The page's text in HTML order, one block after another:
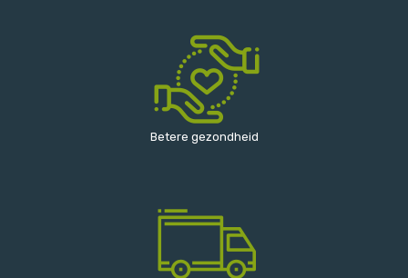
Betere gezondheid